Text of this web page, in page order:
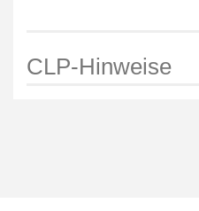
CLP-Hinweise